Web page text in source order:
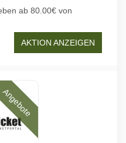
ab 80.00€ von
AKTION ANZEIGEN
Angebote